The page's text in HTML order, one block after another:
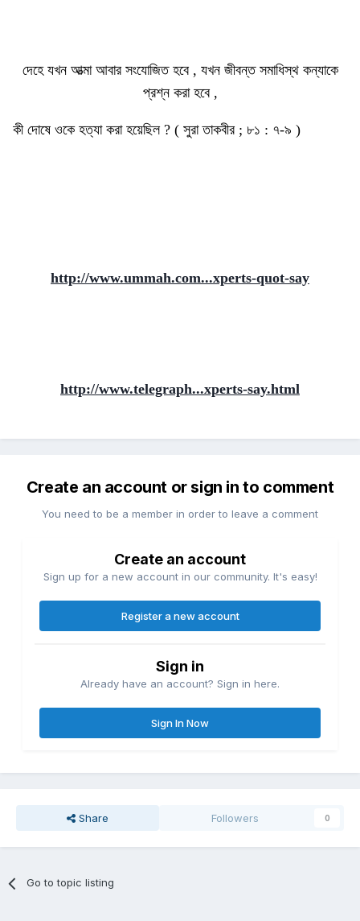
দেহে যখন আত্মা আবার সংযোজিত হবে , যখন জীবন্ত সমাধিস্থ কন্যাকে
প্রশ্ন করা হবে ,
কী দোষে ওকে হত্যা করা হয়েছিল ? ( সুরা তাকবীর ; ৮১ : ৭-৯ )
http://www.ummah.com...xperts-quot-say
http://www.telegraph...xperts-say.html
Create an account or sign in to comment
You need to be a member in order to leave a comment
Create an account
Sign up for a new account in our community. It's easy!
Register a new account
Sign in
Already have an account? Sign in here.
Sign In Now
Share Followers 0
Go to topic listing